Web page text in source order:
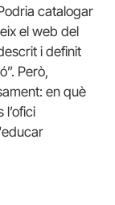
catalogar
el web del
i definit
Però,
en què